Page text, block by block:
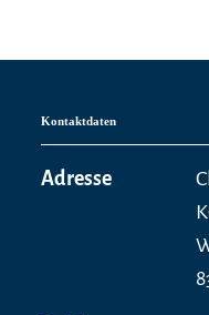
Kontaktdaten
Adresse